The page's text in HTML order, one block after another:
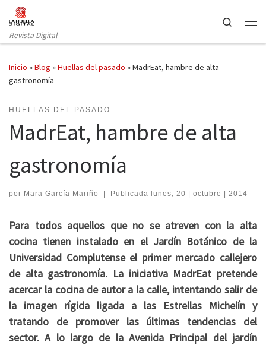
Saltar al contenido
Revista Digital
Search
Inicio »Blog »Huellas del pasado »MadrEat, hambre de alta
gastronomía
HUELLAS DEL PASADO
MadrEat, hambre de alta
gastronomía
por Mara García Mariño | Publicada lunes, 20 | octubre | 2014
Para todos aquellos que no se atreven con la alta
cocina tienen instalado en el Jardín Botánico de la
Universidad Complutense el primer mercado callejero
de alta gastronomía. La iniciativa MadrEat pretende
acercar la cocina de autor a la calle, intentando salir de
la imagen rígida ligada a las Estrellas Michelín y
tratando de promover las últimas tendencias del
sector. A lo largo de la Avenida Principal del jardín